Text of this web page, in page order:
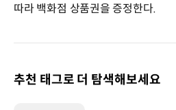
따라 백화점 상품권을 증정한다.
추천 태그로 더 탐색해보세요